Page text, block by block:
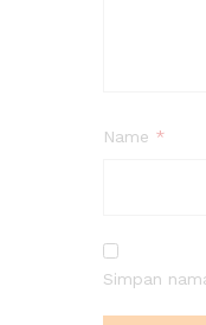
Name *
Simpan